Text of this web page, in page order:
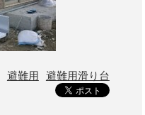
避難用 避難用滑り台